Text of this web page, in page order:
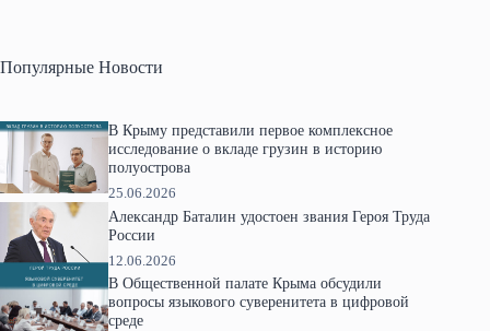
Популярные Новости
В Крыму представили первое комплексное
исследование о вкладе грузин в историю
полуострова
25.06.2026
Александр Баталин удостоен звания Героя Труда
России
12.06.2026
В Общественной палате Крыма обсудили
вопросы языкового суверенитета в цифровой
среде